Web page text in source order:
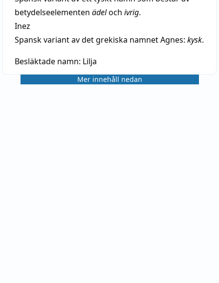
betydelseelementen ädeloch ivrig.
Inez
Spansk variant av det grekiska namnet Agnes: kysk.
Besläktade namn: Lilja
Mer innehåll nedan